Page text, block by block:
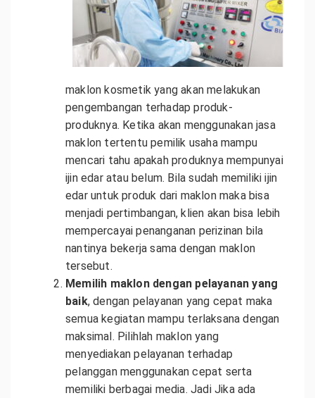
maklon kosmetik yang akan melakukan
pengembangan terhadap produk-
produknya. Ketika akan menggunakan jasa
maklon tertentu pemilik usaha mampu
mencari tahu apakah produknya mempunyai
ijin edar atau belum. Bila sudah memiliki ijin
edar untuk produk dari maklon maka bisa
menjadi pertimbangan, klien akan bisa lebih
mempercayai penanganan perizinan bila
nantinya bekerja sama dengan maklon
tersebut.
Memilih maklon dengan pelayanan yang
baik, dengan pelayanan yang cepat maka
semua kegiatan mampu terlaksana dengan
maksimal. Pilihlah maklon yang
menyediakan pelayanan terhadap
pelanggan menggunakan cepat serta
memiliki berbagai media. Jadi Jika ada